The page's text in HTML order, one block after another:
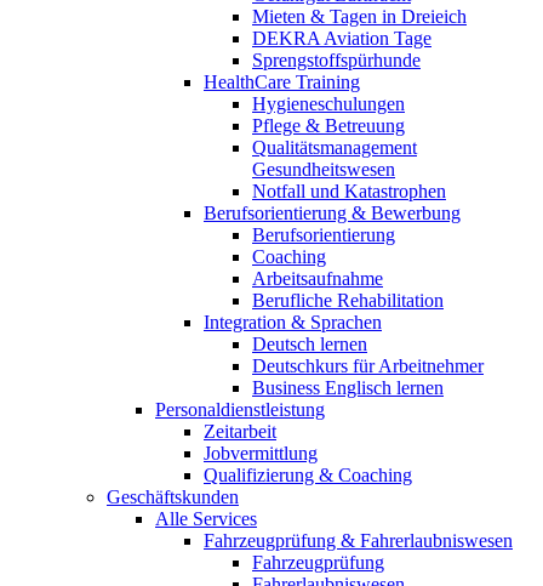
Mieten & Tagen in Dreieich
DEKRA Aviation Tage
Sprengstoffspürhunde
HealthCare Training
Hygieneschulungen
Pflege & Betreuung
Qualitätsmanagement
Gesundheitswesen
Notfall und Katastrophen
Berufsorientierung & Bewerbung
Berufsorientierung
Coaching
Arbeitsaufnahme
Berufliche Rehabilitation
Integration & Sprachen
Deutsch lernen
Deutschkurs für Arbeitnehmer
Business Englisch lernen
Personaldienstleistung
Zeitarbeit
Jobvermittlung
Qualifizierung & Coaching
Geschäftskunden
Alle Services
Fahrzeugprüfung & Fahrerlaubniswesen
Fahrzeugprüfung